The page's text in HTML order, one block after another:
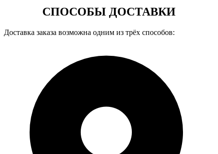
СПОСОБЫ ДОСТАВКИ
Доставка заказа возможна одним из трёх способов: